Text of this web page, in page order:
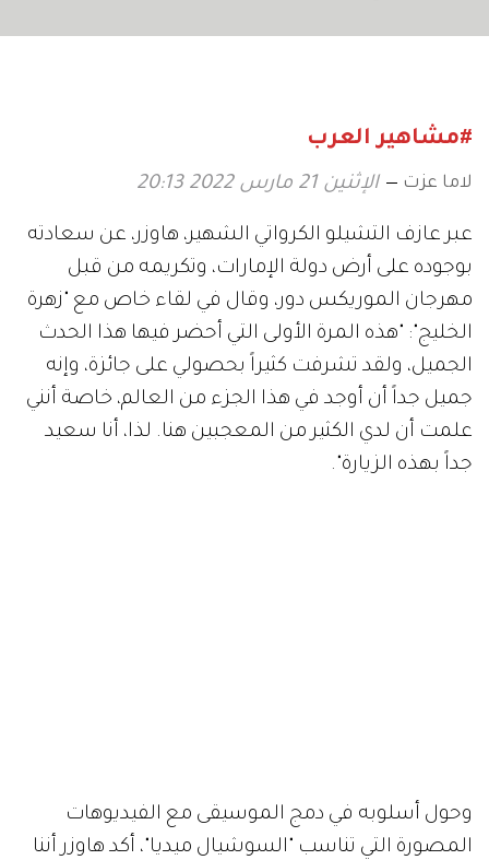
#مشاهير العرب
لاما عزت الإثنين 21 مارس 2022 20:13
عبر عازف التشيلو الكرواتي الشهير، هاوزر، عن سعادته
بوجوده على أرض دولة الإمارات، وتكريمه من قبل
مهرجان الموريكس دور، وقال في لقاء خاص مع "زهرة
الخليج": "هذه المرة الأولى التي أحضر فيها هذا الحدث
الجميل، ولقد تشرفت كثيراً بحصولي على جائزة، وإنه
جميل جداً أن أوجد في هذا الجزء من العالم، خاصة أنني
علمت أن لدي الكثير من المعجبين هنا. لذا، أنا سعيد
جداً بهذه الزيارة".
وحول أسلوبه في دمج الموسيقى مع الفيديوهات
المصورة التي تناسب "السوشيال ميديا"، أكد هاوزر أننا